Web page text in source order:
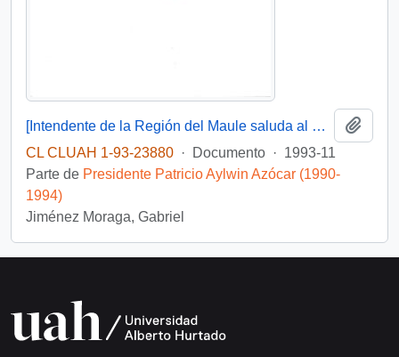
[Intendente de la Región del Maule saluda al Presidente con motivo de su cumpleaños]
CL CLUAH 1-93-23880 · Documento · 1993-11
Parte de Presidente Patricio Aylwin Azócar (1990-
1994)
Jiménez Moraga, Gabriel